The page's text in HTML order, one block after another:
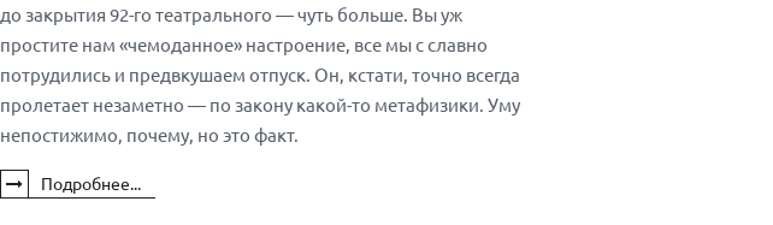
до закрытия 92-го театрального — чуть больше. Вы уж
простите нам «чемоданное» настроение, все мы с славно
потрудились и предвкушаем отпуск. Он, кстати, точно всегда
пролетает незаметно — по закону какой-то метафизики. Уму
непостижимо, почему, но это факт.
Подробнее...